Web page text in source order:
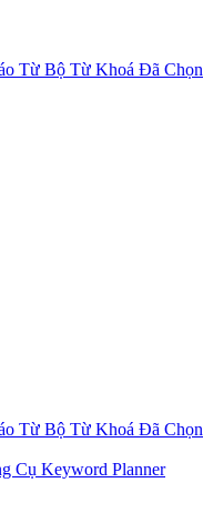
Từ Bộ Từ Khoá Đã Chọn
Từ Bộ Từ Khoá Đã Chọn
Cụ Keyword Planner